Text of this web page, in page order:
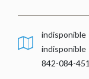
indisponible
indisponible
842-084-451